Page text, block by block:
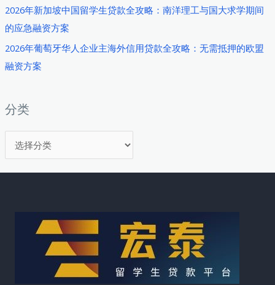
2026年新加坡中国留学生贷款全攻略：南洋理工与国大求学期间
的应急融资方案
2026年葡萄牙华人企业主海外信用贷款全攻略：无需抵押的欧盟
融资方案
分类
类
款
全
千
古
学
之